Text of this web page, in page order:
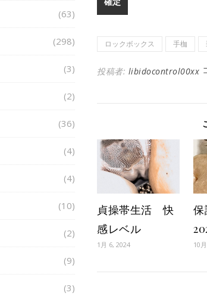
(63)
(298)
(3)
(2)
(36)
(4)
(4)
(10)
(2)
(9)
(3)
ロックボックス 手枷
投稿者: libidocontrol00xx
貞操帯生活 快
感レベル
1月 6, 2024
保
10